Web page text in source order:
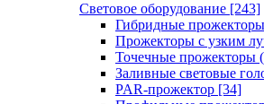
Световое оборудование [243]
Гибридные прожекторы
Прожекторы с узким
Точечные прожекторы
Заливные световые
PAR-прожектор [34]